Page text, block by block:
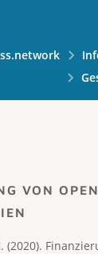
VON
(2020).